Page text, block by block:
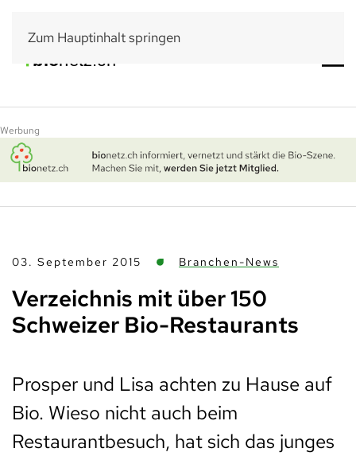
Zum Hauptinhalt springen
Werbung
03. September 2015 Branchen-News
Verzeichnis mit über 150
Schweizer Bio-Restaurants
Prosper und Lisa achten zu Hause auf
Bio. Wieso nicht auch beim
Restaurantbesuch, hat sich das junges